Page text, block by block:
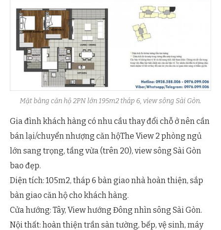
Mặt bằng căn hộ 2PN lớn 195m2 tháp 6, view sông Sài Gòn.
Gia đình khách hàng có nhu cầu thay đổi chỗ ở nên cần
bán lại/chuyển nhượng căn hộThe View 2 phòng ngủ
lớn sang trọng, tầng vừa (trên 20), view sông Sài Gòn
bao đẹp.
Diện tích: 105m2, tháp 6 bàn giao nhà hoàn thiện, sắp
bàn giao căn hộ cho khách hàng.
Cửa hướng: Tây, View hướng Đông nhìn sông Sài Gòn.
Nội thất: hoàn thiện trần sàn tường, bếp, vệ sinh, máy